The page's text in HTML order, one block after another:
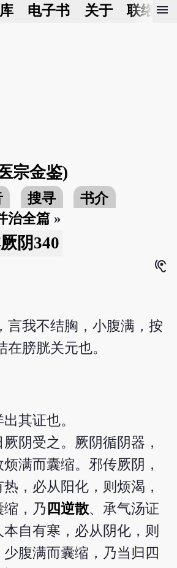
电子书 关于 联络我
menu
宗金鉴)
搜寻
书介
治全篇 »
阴340
hearing
言我不结胸，小腹满，按
在膀胱关元也。
其证也。
阴受之。厥阴循阴器，
满而囊缩。邪传厥阴，
，必从阳化，则烦渴，
缩，乃 四逆散、承气汤证
自有寒，必从阴化，则
腹满而囊缩，乃当归四